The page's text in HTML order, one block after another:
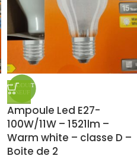
Ampoule Led E27-
100W/11W – 1521lm –
Warm white – classe D –
Boite de 2